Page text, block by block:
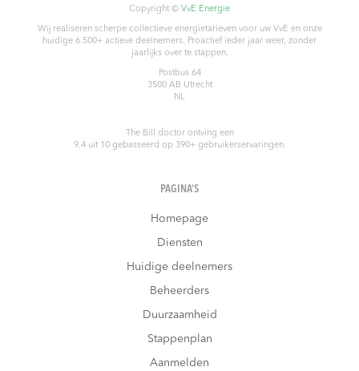
Copyright © VvE Energie
Wij realiseren scherpe collectieve energietarieven voor uw VvE en onze
huidige 6.500+ actieve deelnemers. Proactief ieder jaar weer, zonder
jaarlijks over te stappen.
Postbus 64
3500 AB Utrecht
NL
The Bill doctorontving een
9.4uit 10gebasseerd op 390+ gebruikerservaringen.
PAGINA’S
Homepage
Diensten
Huidige deelnemers
Beheerders
Duurzaamheid
Stappenplan
Aanmelden